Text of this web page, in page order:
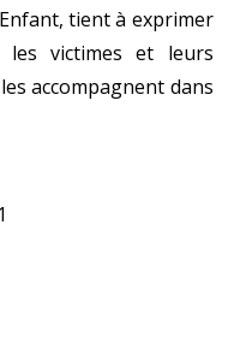
tient à exprimer
les victimes et leurs
accompagnent dans